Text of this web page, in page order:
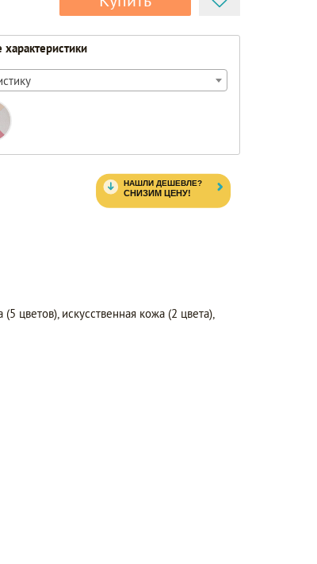
цветов), искусственная кожа (2 цвета),